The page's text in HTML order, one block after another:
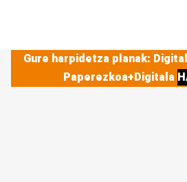
Gure harpidetza planak:
Paperezkoa+Digitala